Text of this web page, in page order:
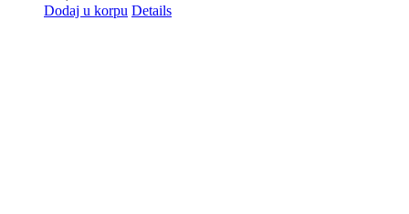
Dodaj u korpu Details